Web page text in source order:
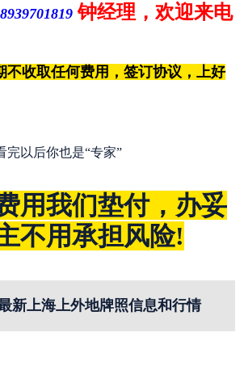
钟经理 ，欢迎来电
不收取任何费用，签订协议，上好
完以后你也是“专家”
用我们垫付，办妥
不用承担风险!
新上海上外地牌照信息和行情